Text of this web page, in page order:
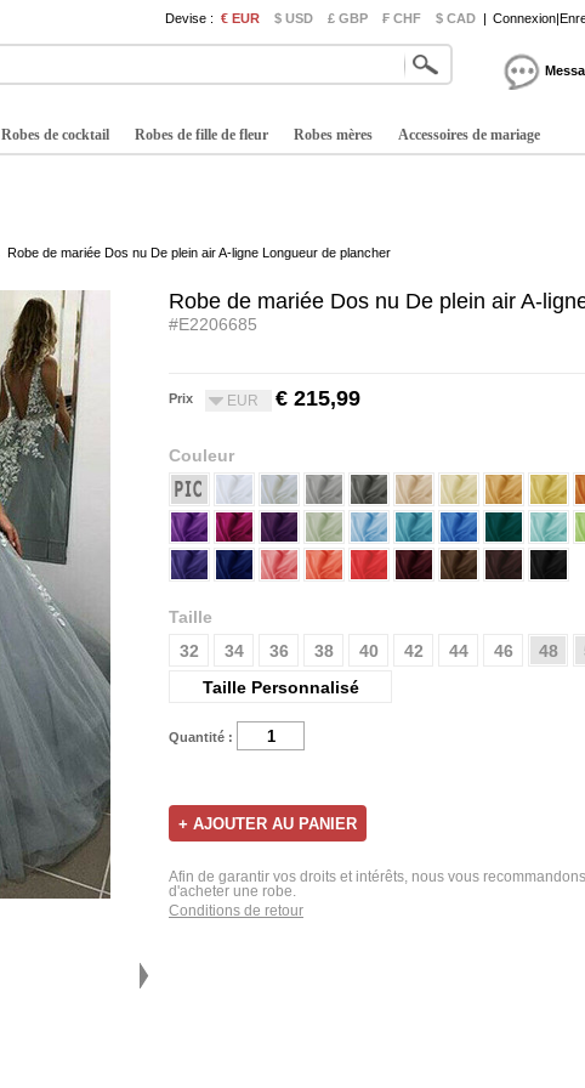
Devise : € EUR $ USD £ GBP ₣ CHF $ CAD |
Robes de cocktail Robes de fille de fleur Robes mères Accessoires de mariage
Robe de mariée Dos nu De plein air A-ligne Longueur de plancher
Robe de mariée Dos nu De plein air A-
#E2206685
Prix EUR € 215,99
Couleur
Taille
32
34 36 38 40 42 44 46 48
Taille Personnalisé
Quantité :
Afin de garantir vos droits et intérêts, nous vous
d'acheter une robe.
Conditions de retour